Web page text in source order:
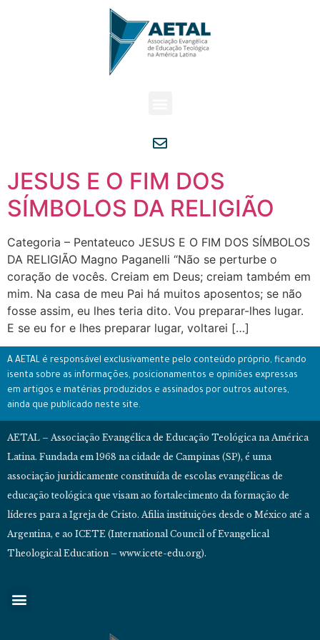
JESUS E O FIM DOS
SÍMBOLOS DA RELIGIÃO
Categoria – Pentateuco JESUS E O FIM DOS SÍMBOLOS
DA RELIGIÃO Magno Paganelli “Não se perturbe o
coração de vocês. Creiam em Deus; creiam também em
mim. Na casa de meu Pai há muitos aposentos; se não
fosse assim, eu lhes teria dito. Vou preparar-lhes lugar.
E se eu for e lhes preparar lugar, voltarei […]
A AETAL é responsável exclusivamente pelo conteúdo próprio, ficando
isenta sobre as informações, posicionamentos e opiniões expressas
em artigos e matérias produzidos e assinados por outros autores,
ainda que publicado neste site.
AETAL – Associação Evangélica de Educação Teológica na América
Latina. Fundada em 1968 na cidade de Campinas (SP), é uma
associação juridicamente constituída de escolas evangélicas de
educação teológica que visam ao fortalecimento da formação de
líderes para a Igreja de Cristo. Afilia instituições desde o México até a
Argentina, e ao ICETE (International Council of Evangelical
Theological Education – www.icete-edu.org).